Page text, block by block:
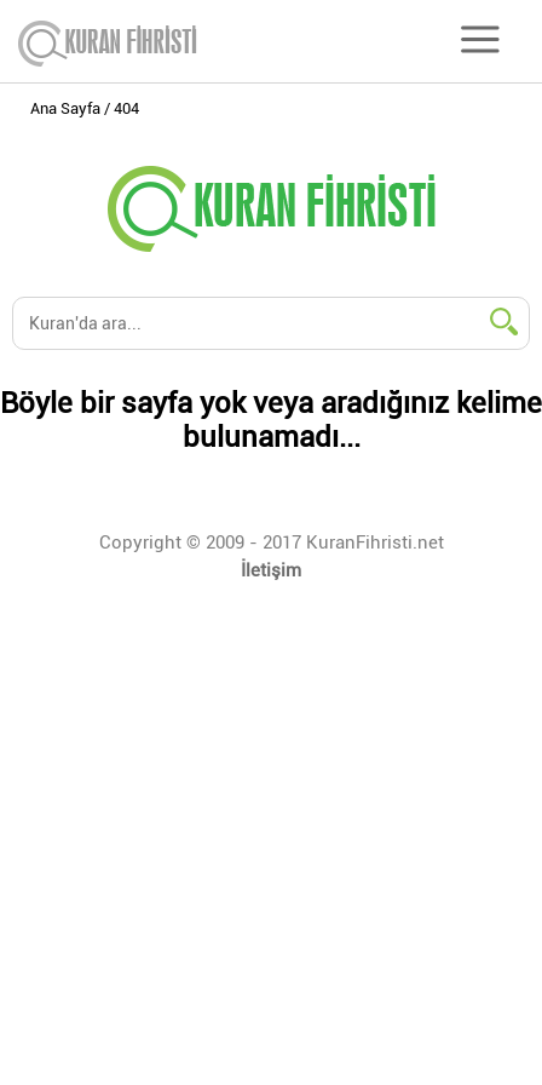
Ana Sayfa 404
Böyle bir sayfa yok veya aradığınız kelime
bulunamadı...
Copyright © 2009 - 2017 KuranFihristi.net
İletişim